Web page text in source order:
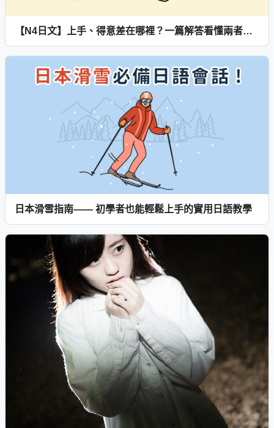
【N4日文】上手、得意差在哪裡？一篇解答看懂兩者區別及用法！
日本滑雪指南—— 初學者也能輕鬆上手的實用日語教學